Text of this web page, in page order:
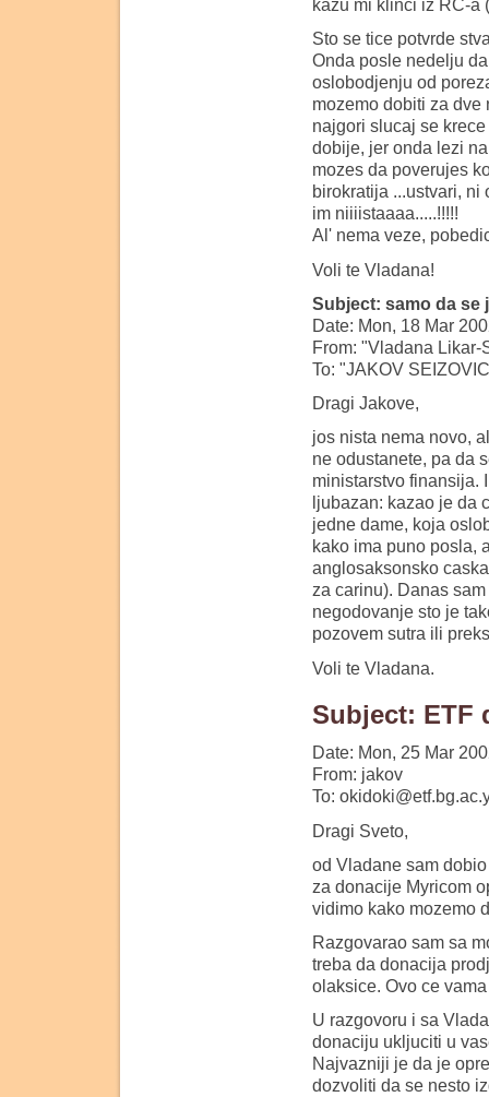
kazu mi klinci iz RC-a
Sto se tice potvrde
Onda posle nedelju
oslobodjenju od
mozemo dobiti za
najgori slucaj se
dobije, jer onda lezi
mozes da poverujes
birokratija ...ustvari,
im niiiistaaaa.....!!!!!
Al' nema veze,
Voli te Vladana!
Subject: samo da se
Date: Mon, 18 Mar
From: "Vladana
To: "JAKOV
Dragi Jakove,
jos nista nema novo,
ne odustanete, pa da
ministarstvo finansija.
ljubazan: kazao je da
jedne dame, koja
kako ima puno posla,
anglosaksonsko
za carinu). Danas
negodovanje sto je
pozovem sutra ili
Voli te Vladana.
Subject: ETF
Date: Mon, 25 Mar
From: jakov
To:
Dragi Sveto,
od Vladane sam
za donacije Myricom
vidimo kako mozemo
Razgovarao sam sa
treba da donacija
olaksice. Ovo ce
U razgovoru i sa
donaciju ukljuciti u
Najvazniji je da je
dozvoliti da se nesto